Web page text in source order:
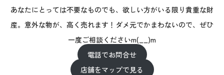
あなたにとっては不要なものでも、欲しい方がいる限り貴重な財
産。意外な物が、高く売れます！ダメ元でかまわないので、ぜひ
一度ご相談くださいm(__)m
電話でお問合せ
店舗をマップで見る